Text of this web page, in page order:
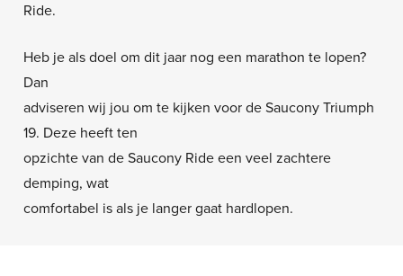
Ride.
Heb je als doel om dit jaar nog een marathon te lopen?
Dan
adviseren wij jou om te kijken voor de Saucony Triumph
19. Deze heeft ten
opzichte van de Saucony Ride een veel zachtere
demping, wat
comfortabel is als je langer gaat hardlopen.